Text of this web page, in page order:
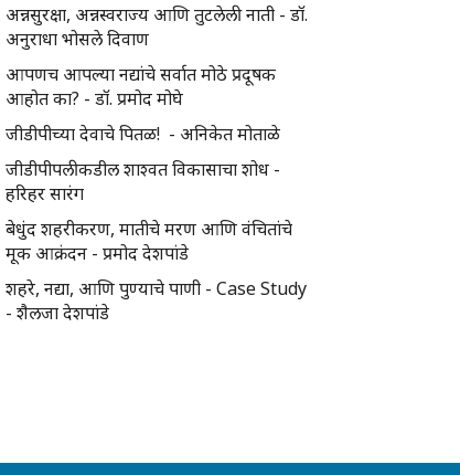
अन्नसुरक्षा, अन्नस्वराज्य आणि तुटलेली नाती - डॉ.
अनुराधा भोसले दिवाण
आपणच आपल्या नद्यांचे सर्वात मोठे प्रदूषक
आहोत का? - डॉ. प्रमोद मोघे
जीडीपीच्या देवाचे पितळ! - अनिकेत मोताळे
जीडीपीपलीकडील शाश्वत विकासाचा शोध -
हरिहर सारंग
बेधुंद शहरीकरण, मातीचे मरण आणि वंचितांचे
मूक आक्रंदन - प्रमोद देशपांडे
शहरे, नद्या, आणि पुण्याचे पाणी - Case Study
- शैलजा देशपांडे